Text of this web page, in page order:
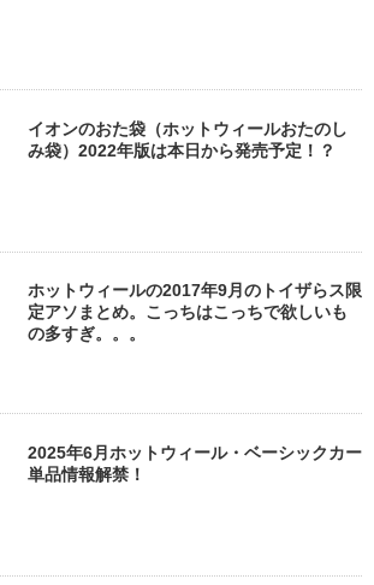
イオンのおた袋（ホットウィールおたのし
み袋）2022年版は本日から発売予定！？
ホットウィールの2017年9月のトイザらス限
定アソまとめ。こっちはこっちで欲しいも
の多すぎ。。。
2025年6月ホットウィール・ベーシックカー
単品情報解禁！